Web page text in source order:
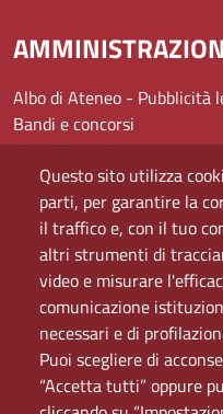
Questo sito utilizza
parti, per garantire la
il traffico e, con il tuo
altri strumenti di
video e misurare
comunicazione
necessari e di
Puoi scegliere di
“Accetta tutti” oppure
Albo di Ateneo - Pubblicità
Bandi e concorsi
Amministrazione
Assistenza
Domande frequenti (FAQ)
Elenco dei siti tematici
Mappa del sito
PEC
Rete Wi-Fi Eduroam
Servizio Proxy
Guida all’uso del portale